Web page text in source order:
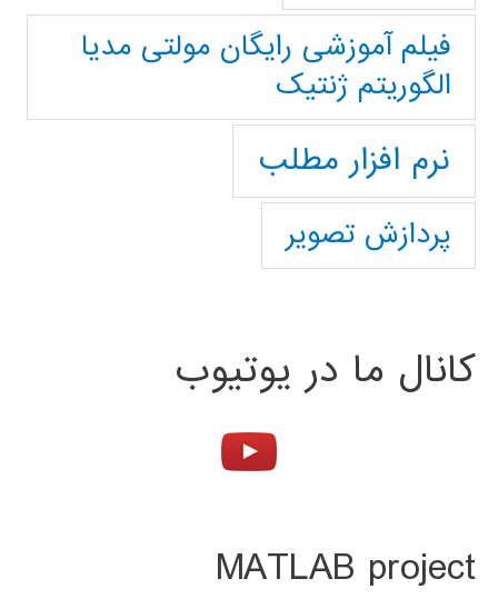
فیلم آموزشی رایگان مولتی مدیا
الگوریتم ژنتیک
نرم افزار مطلب
پردازش تصویر
کانال ما در یوتیوب
MATLAB project